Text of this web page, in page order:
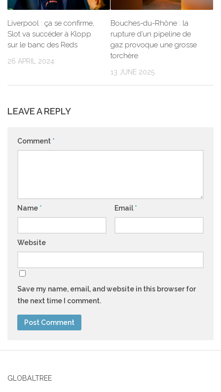
Liverpool : ça se confirme,
Slot va succéder à Klopp
sur le banc des Reds
26 APRIL 2024
Bouches-du-Rhône : la
rupture d’un pipeline de
gaz provoque une grosse
torchère
13 JUNE 2025
LEAVE A REPLY
Comment *
Name * Email *
Website
Save my name, email, and website in this browser for
the next time I comment.
GLOBALTREE